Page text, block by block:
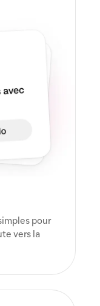
pour
vers la